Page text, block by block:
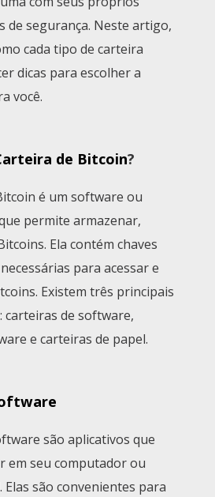
de segurança. Neste artigo,
cada tipo de carteira
dicas para escolher a
você.
de Bitcoin?
é um software ou
permite armazenar,
Ela contém chaves
para acessar e
Existem três principais
carteiras de software,
e carteiras de papel.
são aplicativos que
em seu computador ou
são convenientes para